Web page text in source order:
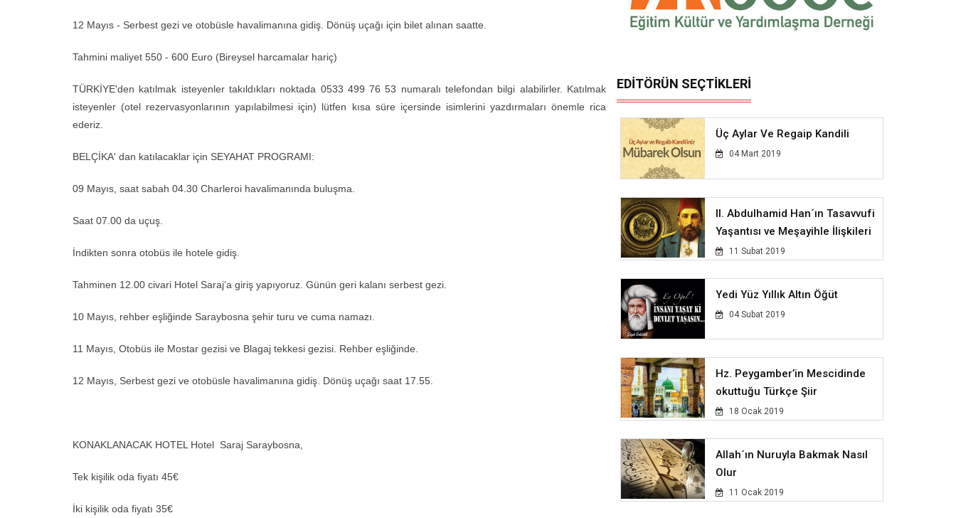
12 Mayıs - Serbest gezi ve otobüsle havalimanına gidiş. Dönüş uçağı için bilet alınan saatte.
Tahmini maliyet 550 - 600 Euro (Bireysel harcamalar hariç)
TÜRKİYE'den katılmak isteyenler takıldıkları noktada 0533 499 76 53 numaralı telefondan bilgi alabilirler. Katılmak
isteyenler (otel rezervasyonlarının yapılabilmesi için) lütfen kısa süre içersinde isimlerini yazdırmaları önemle rica
ederiz.
BELÇİKA' dan katılacaklar için SEYAHAT PROGRAMI:
09 Mayıs, saat sabah 04.30 Charleroi havalimanında buluşma.
Saat 07.00 da uçuş.
İndikten sonra otobüs ile hotele gidiş.
Tahminen 12.00 civari Hotel Saraj’a giriş yapıyoruz. Günün geri kalanı serbest gezi.
10 Mayıs, rehber eşliğinde Saraybosna şehir turu ve cuma namazı.
11 Mayıs, Otobüs ile Mostar gezisi ve Blagaj tekkesi gezisi. Rehber eşliğinde.
12 Mayıs, Serbest gezi ve otobüsle havalimanına gidiş. Dönüş uçağı saat 17.55.
KONAKLANACAK HOTEL Hotel Saraj Saraybosna,
Tek kişilik oda fiyatı 45€
İki kişilik oda fiyatı 35€
EDİTÖRÜN SEÇTİKLERİ
Üç Aylar Ve Regaip Kandili
04 Mart 2019
II. Abdulhamid Han´ın Tasavvufi
Yaşantısı ve Meşayihle İlişkileri
11 Subat 2019
Yedi Yüz Yıllık Altın Öğüt
04 Subat 2019
Hz. Peygamber’in Mescidinde
okuttuğu Türkçe Şiir
18 Ocak 2019
Allah´ın Nuruyla Bakmak Nasıl
Olur
11 Ocak 2019